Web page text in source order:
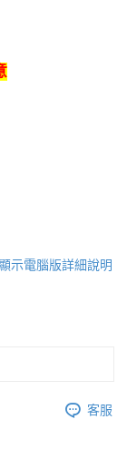
示電腦版詳細說明
客服